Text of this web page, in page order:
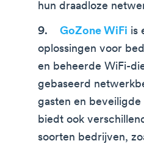
hun draadloze
GoZone WiFi is
oplossingen voor
en beheerde WiFi-
gebaseerd
gasten en beveiligde
biedt ook
soorten bedrijven,